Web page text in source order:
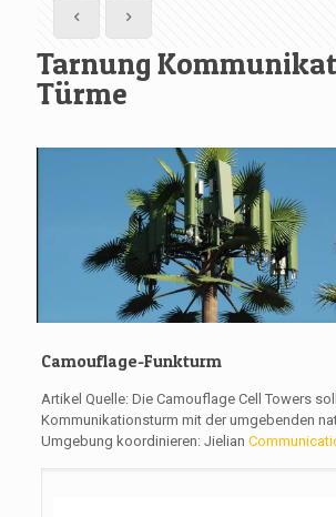
Tarnung
Türme
Camouflage-Funkturm
Artikel Quelle: Die Camouflage Cell Towers
Kommunikationsturm mit der umgebenden
Umgebung koordinieren: Jielian